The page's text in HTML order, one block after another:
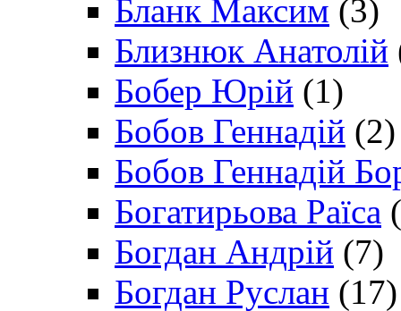
Бланк Максим (3)
Близнюк Анатолій
Бобер Юрій (1)
Бобов Геннадій (2)
Бобов Геннадій
Богатирьова Раїса
Богдан Андрій (7)
Богдан Руслан (17)